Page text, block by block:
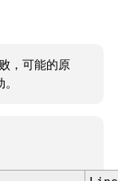
，可能的原